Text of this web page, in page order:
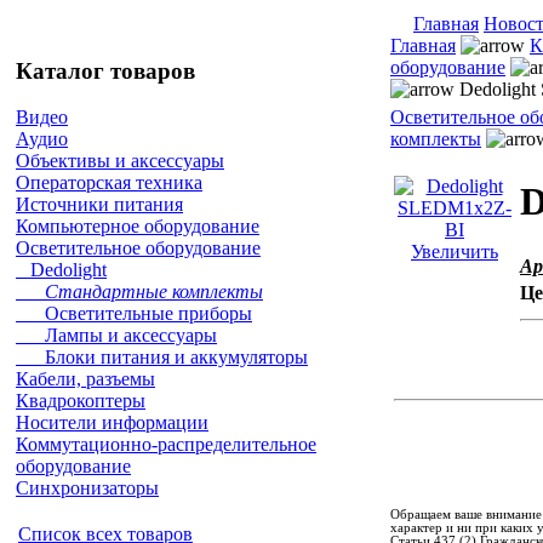
Главная
Каталог товаров
Видео
Аудио
Объективы и аксессуары
Операторская техника
Источники питания
Компьютерное оборудование
Осветительное оборудование
Dedolight
Стандартные комплекты
Осветительные приборы
Лампы и аксессуары
Блоки питания и аккумуляторы
Кабели, разъемы
Квадрокоптеры
Носители информации
Коммутационно-распределительное
оборудование
Синхронизаторы
Список всех товаров
Главная
оборудование
Осветительное
комплекты
Увеличить
Обращаем ваше
характер и ни при каких